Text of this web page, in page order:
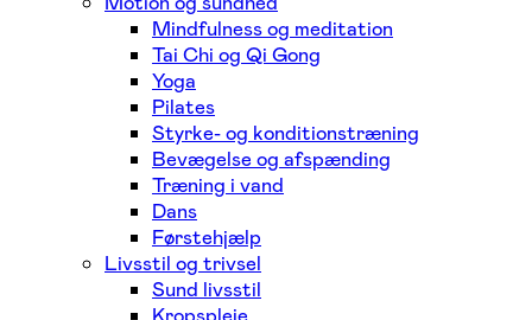
Mindfulness og meditation
Tai Chi og Qi Gong
Yoga
Pilates
Styrke- og konditionstræning
Bevægelse og afspænding
Træning i vand
Dans
Førstehjælp
Livsstil og trivsel
Sund livsstil